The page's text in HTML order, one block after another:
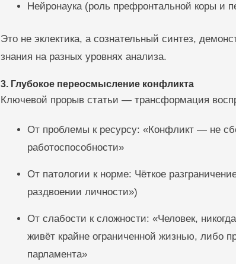
Нейронаука (роль префронтальной коры и
Это не эклектика, а сознательный синтез,
знания на разных уровнях анализа.
3. Глубокое переосмысление конфликта
Ключевой прорыв статьи — трансформация
От проблемы к ресурсу: «Конфликт — не
работоспособности»
От патологии к норме: Чёткое
раздвоении личности»)
От слабости к сложности: «Человек,
живёт крайне ограниченной жизнью, либо
парламента»